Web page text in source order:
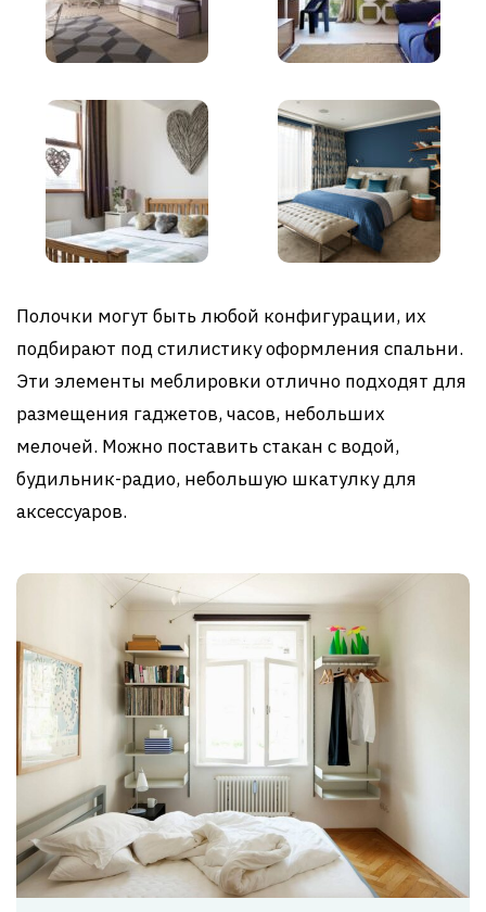
Полочки могут быть любой конфигурации, их
подбирают под стилистику оформления спальни.
Эти элементы меблировки отлично подходят для
размещения гаджетов, часов, небольших
мелочей. Можно поставить стакан с водой,
будильник-радио, небольшую шкатулку для
аксессуаров.